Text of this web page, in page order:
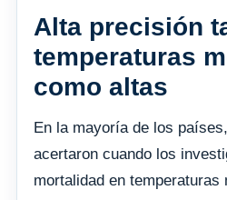
Alta precisión
temperaturas
como altas
En la mayoría de los
acertaron cuando los
mortalidad en temperaturas